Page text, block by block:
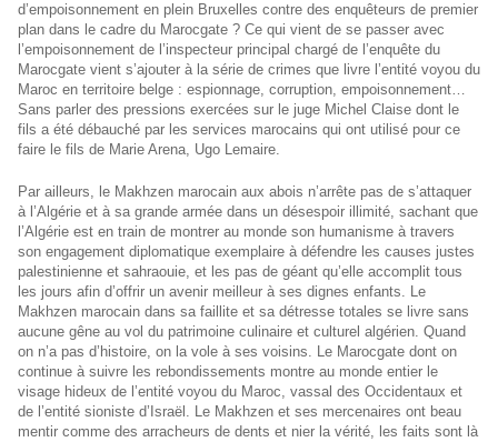
d’empoisonnement en plein Bruxelles contre des enquêteurs de premier
plan dans le cadre du Marocgate ? Ce qui vient de se passer avec
l’empoisonnement de l’inspecteur principal chargé de l’enquête du
Marocgate vient s’ajouter à la série de crimes que livre l’entité voyou du
Maroc en territoire belge : espionnage, corruption, empoisonnement…
Sans parler des pressions exercées sur le juge Michel Claise dont le
fils a été débauché par les services marocains qui ont utilisé pour ce
faire le fils de Marie Arena, Ugo Lemaire.
Par ailleurs, le Makhzen marocain aux abois n’arrête pas de s’attaquer
à l’Algérie et à sa grande armée dans un désespoir illimité, sachant que
l’Algérie est en train de montrer au monde son humanisme à travers
son engagement diplomatique exemplaire à défendre les causes justes
palestinienne et sahraouie, et les pas de géant qu’elle accomplit tous
les jours afin d’offrir un avenir meilleur à ses dignes enfants. Le
Makhzen marocain dans sa faillite et sa détresse totales se livre sans
aucune gêne au vol du patrimoine culinaire et culturel algérien. Quand
on n’a pas d’histoire, on la vole à ses voisins. Le Marocgate dont on
continue à suivre les rebondissements montre au monde entier le
visage hideux de l’entité voyou du Maroc, vassal des Occidentaux et
de l’entité sioniste d’Israël. Le Makhzen et ses mercenaires ont beau
mentir comme des arracheurs de dents et nier la vérité, les faits sont là